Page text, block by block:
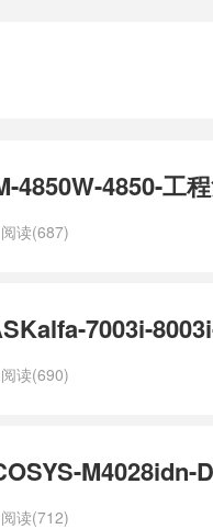
4850W-4850-工
阅读(687)
7003i-
阅读(690)
M4028idn-
阅读(712)